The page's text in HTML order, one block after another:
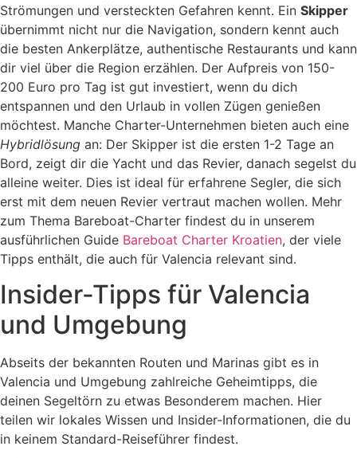
Strömungen und versteckten Gefahren kennt. Ein Skipper
übernimmt nicht nur die Navigation, sondern kennt auch
die besten Ankerplätze, authentische Restaurants und kann
dir viel über die Region erzählen. Der Aufpreis von 150-
200 Euro pro Tag ist gut investiert, wenn du dich
entspannen und den Urlaub in vollen Zügen genießen
möchtest. Manche Charter-Unternehmen bieten auch eine
Hybridlösung an: Der Skipper ist die ersten 1-2 Tage an
Bord, zeigt dir die Yacht und das Revier, danach segelst du
alleine weiter. Dies ist ideal für erfahrene Segler, die sich
erst mit dem neuen Revier vertraut machen wollen. Mehr
zum Thema Bareboat-Charter findest du in unserem
ausführlichen Guide Bareboat Charter Kroatien, der viele
Tipps enthält, die auch für Valencia relevant sind.
Insider-Tipps für Valencia
und Umgebung
Abseits der bekannten Routen und Marinas gibt es in
Valencia und Umgebung zahlreiche Geheimtipps, die
deinen Segeltörn zu etwas Besonderem machen. Hier
teilen wir lokales Wissen und Insider-Informationen, die du
in keinem Standard-Reiseführer findest.